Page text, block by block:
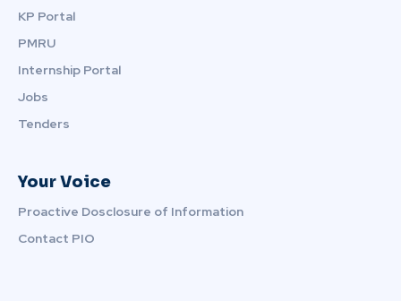
KP Portal
PMRU
Internship Portal
Jobs
Tenders
Your Voice
Proactive Dosclosure of Information
Contact PIO